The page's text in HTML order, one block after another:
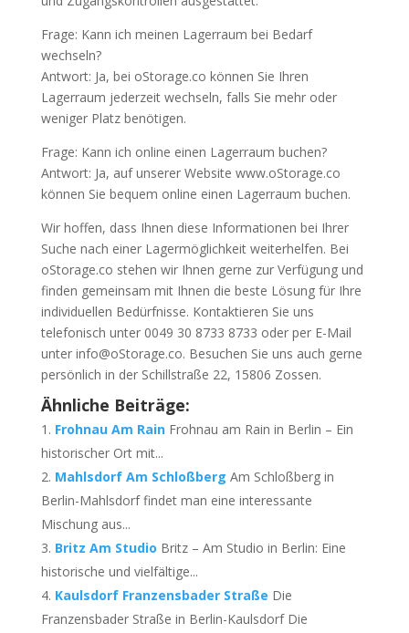
Frage: Kann ich meinen Lagerraum bei Bedarf
wechseln?
Antwort: Ja, bei oStorage.co können Sie Ihren
Lagerraum jederzeit wechseln, falls Sie mehr oder
weniger Platz benötigen.
Frage: Kann ich online einen Lagerraum buchen?
Antwort: Ja, auf unserer Website www.oStorage.co
können Sie bequem online einen Lagerraum buchen.
Wir hoffen, dass Ihnen diese Informationen bei Ihrer
Suche nach einer Lagermöglichkeit weiterhelfen. Bei
oStorage.co stehen wir Ihnen gerne zur Verfügung und
finden gemeinsam mit Ihnen die beste Lösung für Ihre
individuellen Bedürfnisse. Kontaktieren Sie uns
telefonisch unter 0049 30 8733 8733 oder per E-Mail
unter info@oStorage.co. Besuchen Sie uns auch gerne
persönlich in der Schillstraße 22, 15806 Zossen.
Ähnliche Beiträge:
Frohnau Am Rain Frohnau am Rain in Berlin – Ein
historischer Ort mit...
Mahlsdorf Am Schloßberg Am Schloßberg in
Berlin-Mahlsdorf findet man eine interessante
Mischung aus...
Britz Am Studio Britz – Am Studio in Berlin: Eine
historische und vielfältige...
Kaulsdorf Franzensbader Straße Die
Franzensbader Straße in Berlin-Kaulsdorf Die